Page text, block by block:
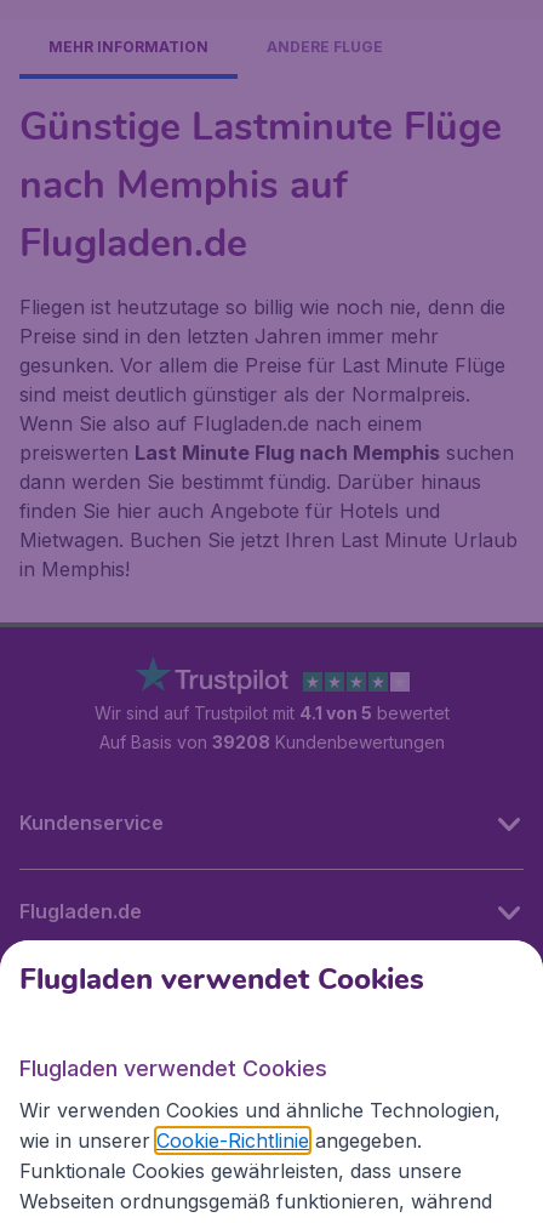
MEHR INFORMATION ANDERE FLÜGE
Günstige Lastminute Flüge
nach Memphis auf
Flugladen.de
Fliegen ist heutzutage so billig wie noch nie, denn die
Preise sind in den letzten Jahren immer mehr
gesunken. Vor allem die Preise für Last Minute Flüge
sind meist deutlich günstiger als der Normalpreis.
Wenn Sie also auf Flugladen.de nach einem
preiswerten Last Minute Flug nach Memphis suchen
dann werden Sie bestimmt fündig. Darüber hinaus
finden Sie hier auch Angebote für Hotels und
Mietwagen. Buchen Sie jetzt Ihren Last Minute Urlaub
in Memphis!
Wir sind auf Trustpilot mit 4.1 von 5 bewertet
Auf Basis von 39208 Kundenbewertungen
Kundenservice
Flugladen.de
Internationale Webseiten
Folgen Sie uns:
Flugladen verwendet Cookies
Flugladen verwendet Cookies
Wir verwenden Cookies und ähnliche Technologien,
wie in unserer Cookie-Richtlinie angegeben.
Funktionale Cookies gewährleisten, dass unsere
Webseiten ordnungsgemäß funktionieren, während